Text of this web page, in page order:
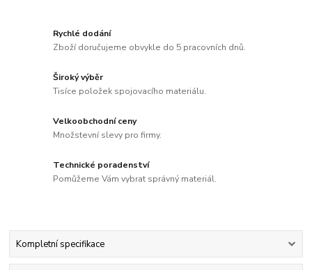
Rychlé dodání
Zboží doručujeme obvykle do 5 pracovních dnů.
Široký výběr
Tisíce položek spojovacího materiálu.
Velkoobchodní ceny
Množstevní slevy pro firmy.
Technické poradenství
Pomůžeme Vám vybrat správný materiál.
Kompletní specifikace